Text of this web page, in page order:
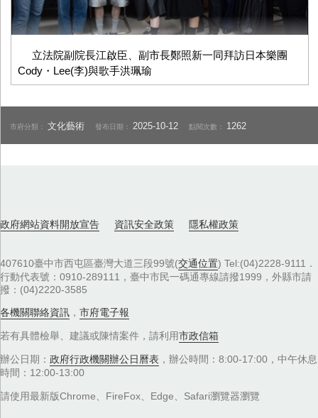
立法院副院長江啟臣、副市長鄭照新一同拜訪日本樂團
Cody・Lee(李)與歌手洪珮瑜
市府分類：文化藝術 發布日期：2025-10-12 點閱次數： 1262
政府網站資料開放宣告 資訊安全政策 隱私權政策
407610臺中市西屯區臺灣大道三段99號(交通位置) Tel:(04)2228-9111．
行動代表號：0910-289111，臺中市民一碼通專線請撥1999，外縣市請
撥：(04)2220-3585
各機關聯絡資訊 ， 市府電子報
若有具體檢舉、建議或陳情案件，請利用市政信箱
辦公日期： 政府行政機關辦公日曆表 ，辦公時間：8:00-17:00，中午休息
時間：12:00-13:00
請使用最新版Chrome、FireFox、Edge、Safari瀏覽器瀏覽